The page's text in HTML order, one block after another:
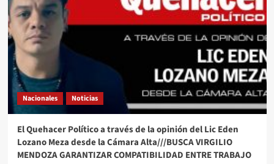
Nacionales Noticias
El Quehacer Político a través de la opinión del Lic Eden
Lozano Meza desde la Cámara Alta///BUSCA VIRGILIO
MENDOZA GARANTIZAR COMPATIBILIDAD ENTRE TRABAJO